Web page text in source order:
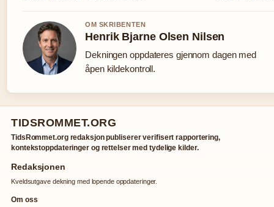
OM SKRIBENTEN
Henrik Bjarne Olsen Nilsen
Dekningen oppdateres gjennom dagen med
åpen kildekontroll.
TIDSROMMET.ORG
TidsRommet.org redaksjon publiserer verifisert rapportering,
kontekstoppdateringer og rettelser med tydelige kilder.
Redaksjonen
Kveldsutgave dekning med lopende oppdateringer.
Om oss